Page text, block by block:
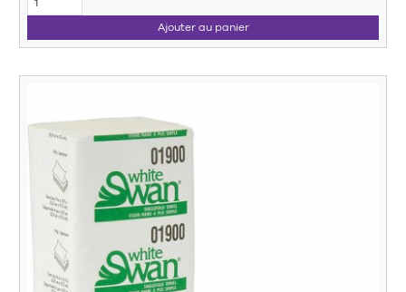
Ajouter au panier